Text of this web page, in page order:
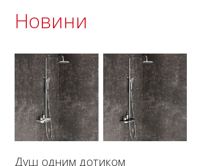
Новини
Душ одним дотиком